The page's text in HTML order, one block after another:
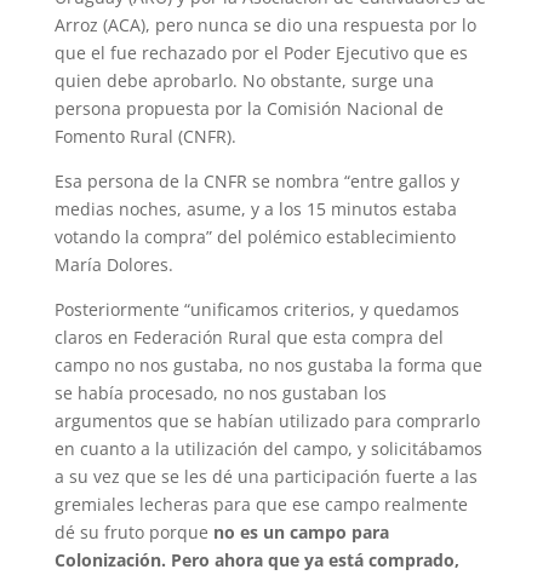
Arroz (ACA), pero nunca se dio una respuesta por lo
que el fue rechazado por el Poder Ejecutivo que es
quien debe aprobarlo. No obstante, surge una
persona propuesta por la Comisión Nacional de
Fomento Rural (CNFR).
Esa persona de la CNFR se nombra “entre gallos y
medias noches, asume, y a los 15 minutos estaba
votando la compra” del polémico establecimiento
María Dolores.
Posteriormente “unificamos criterios, y quedamos
claros en Federación Rural que esta compra del
campo no nos gustaba, no nos gustaba la forma que
se había procesado, no nos gustaban los
argumentos que se habían utilizado para comprarlo
en cuanto a la utilización del campo, y solicitábamos
a su vez que se les dé una participación fuerte a las
gremiales lecheras para que ese campo realmente
dé su fruto porque no es un campo para
Colonización. Pero ahora que ya está comprado,